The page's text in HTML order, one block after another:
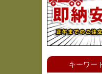
キーワー